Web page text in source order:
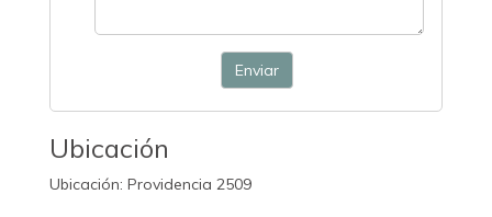
Enviar
Ubicación
Ubicación: Providencia 2509